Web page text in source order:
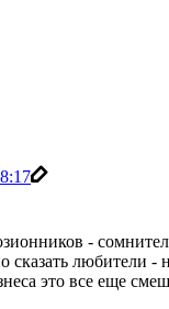
-
любители -
это все еще